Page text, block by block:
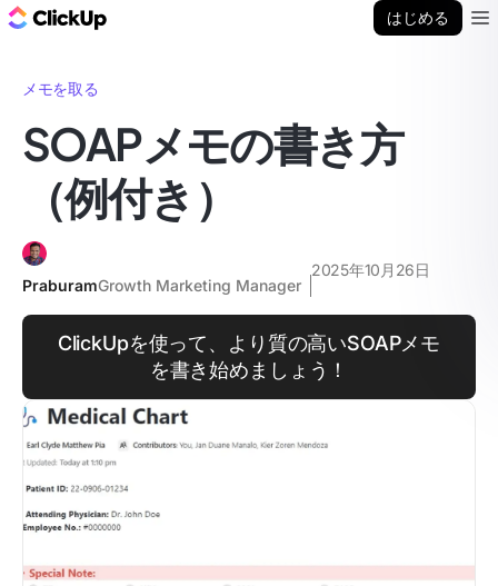
はじめる
メモを取る
SOAPメモの書き方
（例付き）
PraburamGrowth Marketing Manager
2025年10月26日
ClickUpを使って、より質の高いSOAPメモ
を書き始めましょう！